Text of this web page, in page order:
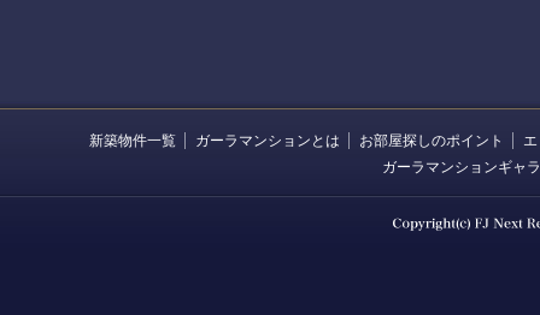
新築物件一覧 ガーラマンションとは お部屋探しのポイント
ガーラマンションギャ